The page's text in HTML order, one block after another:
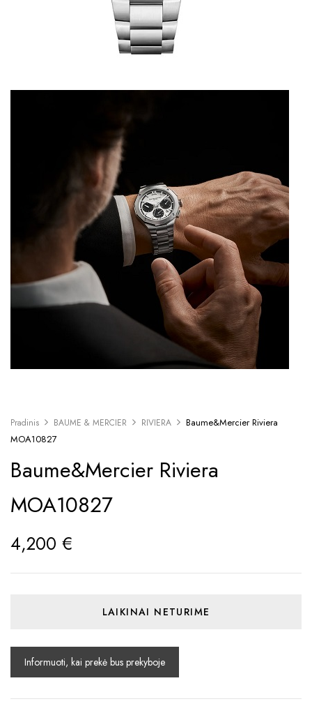
Pradinis BAUME & MERCIER RIVIERA
Baume&Mercier Riviera
MOA10827
Baume&Mercier Riviera
MOA10827
4,200 €
LAIKINAI NETURIME